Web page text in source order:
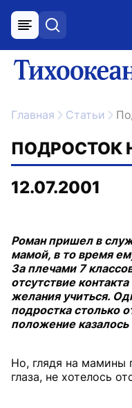
меню поиск
Главная Статьи
ПОДРОСТОК
12.07.2001
Роман пришел в
мамой, в то время
За плечами 7
отсутствие
желания учиться.
подростка столько
положение
Но, глядя на мамины
глаза, не хотелось